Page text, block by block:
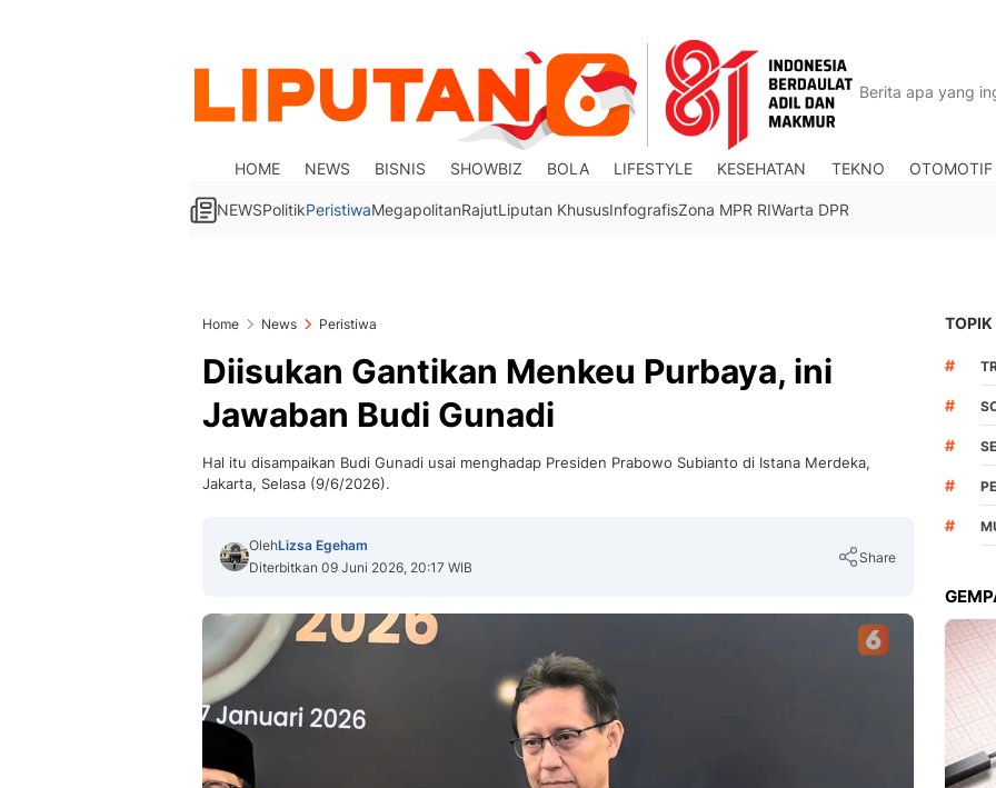
HOME NEWS BISNIS SHOWBIZ BOLA LIFESTYLE KESEHATAN TEKNO OTOMOTIF
NEWSPolitikPeristiwaMegapolitanRajutLiputan KhususInfografisZona MPR RIWarta DPR
Home News Peristiwa
Diisukan Gantikan Menkeu Purbaya, ini
Jawaban Budi Gunadi
Hal itu disampaikan Budi Gunadi usai menghadap Presiden Prabowo Subianto di Istana Merdeka,
Jakarta, Selasa (9/6/2026).
OlehLizsa Egeham
Diterbitkan 09 Juni 2026, 20:17 WIB
Share
TOPIK
#
#
#
#
#